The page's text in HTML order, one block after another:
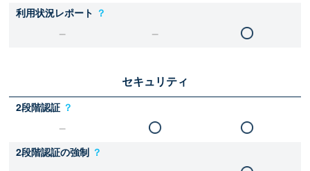
利用状況レポート ？
セキュリティ
2段階認証 ？
2段階認証の強制 ？